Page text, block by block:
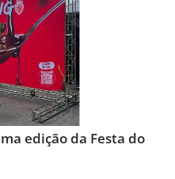
edição da Festa do